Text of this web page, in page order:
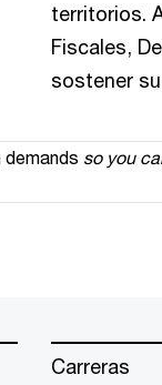
territorios.
Fiscales,
sostener
so you
Carreras